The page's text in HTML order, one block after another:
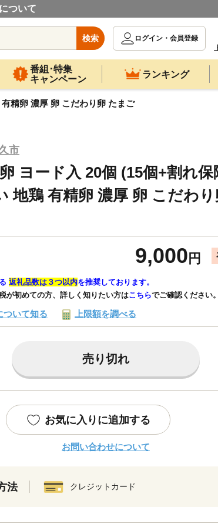
ついて
検索
ログイン・会員登録
番組･特集
キャンペーン
ランキング
精卵 濃厚 卵 こだわり卵 たまご
市
ヨード入 20個 (15個+割れ保
地鶏 有精卵 濃厚 卵 こだわり
9,000 円
返礼品数は３つ以内を推奨しております。
が初めての方、詳しく知りたい方はこちらでご確認ください。
ついて知る 上限額を調べる
売り切れ
お気に入りに追加する
お問い合わせについて
法 クレジットカード